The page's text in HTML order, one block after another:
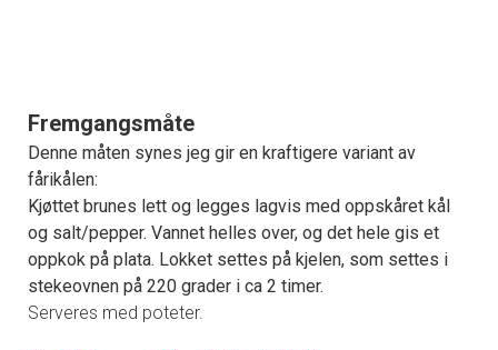
Fremgangsmåte
Denne måten synes jeg gir en kraftigere variant av
fårikålen:
Kjøttet brunes lett og legges lagvis med oppskåret kål
og salt/pepper. Vannet helles over, og det hele gis et
oppkok på plata. Lokket settes på kjelen, som settes i
stekeovnen på 220 grader i ca 2 timer.
Serveres med poteter.